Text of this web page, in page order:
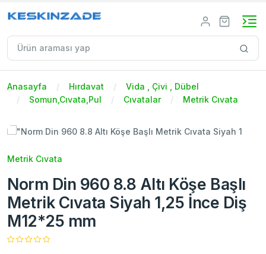
Anasayfa Hırdavat
Vida , Çivi , Dübel
Somun,Cıvata,Pul
Cıvatalar Metrik Cıvata
Metrik Cıvata
Norm Din 960 8.8 Altı Köşe Başlı
Metrik Cıvata Siyah 1,25 İnce Diş
M12*25 mm